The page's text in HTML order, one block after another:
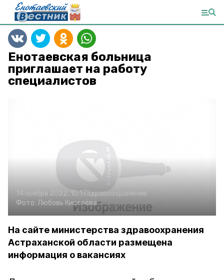
Енотаевская больница
приглашает на работу
специалистов
14 ноября 2022, 10:17Здравоохранение
Фото: Любовь Киселёва
На сайте министерства здравоохранения
Астраханской области размещена
информация о вакансиях